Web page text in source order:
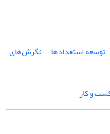
توسعه استعدادها
نگرش‌های
و کار